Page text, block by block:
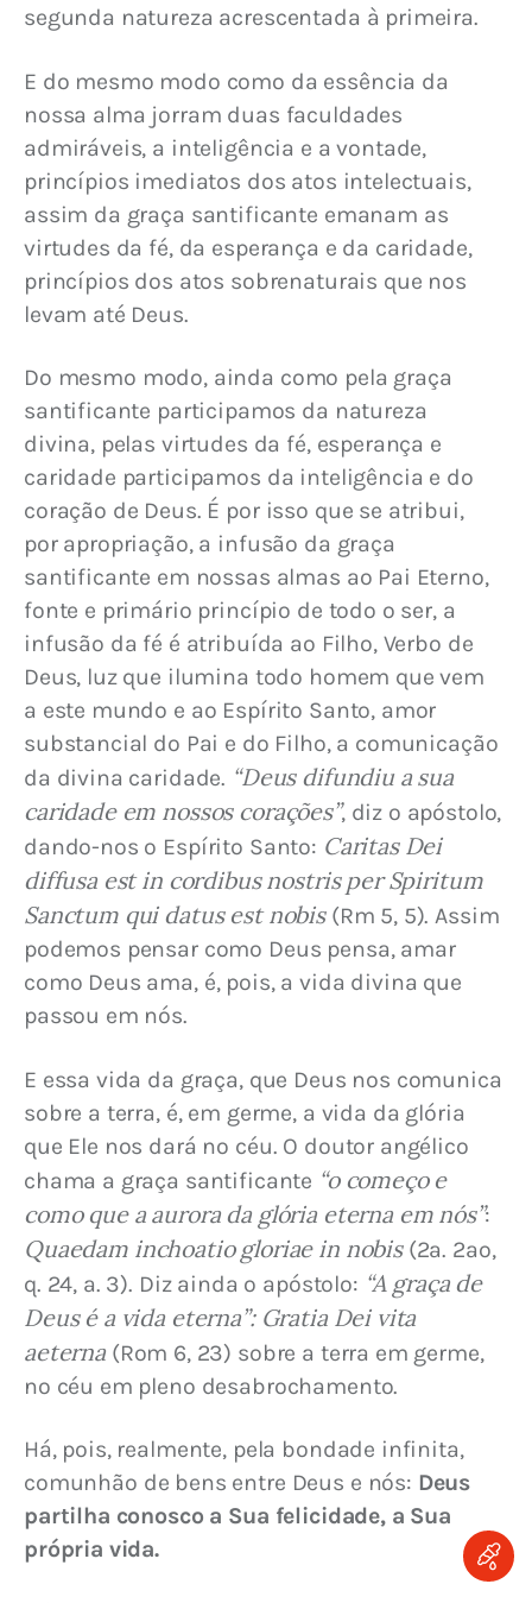
segunda natureza acrescentada à primeira.
E do mesmo modo como da essência da
nossa alma jorram duas faculdades
admiráveis, a inteligência e a vontade,
princípios imediatos dos atos intelectuais,
assim da graça santificante emanam as
virtudes da fé, da esperança e da caridade,
princípios dos atos sobrenaturais que nos
levam até Deus.
Do mesmo modo, ainda como pela graça
santificante participamos da natureza
divina, pelas virtudes da fé, esperança e
caridade participamos da inteligência e do
coração de Deus. É por isso que se atribui,
por apropriação, a infusão da graça
santificante em nossas almas ao Pai Eterno,
fonte e primário princípio de todo o ser, a
infusão da fé é atribuída ao Filho, Verbo de
Deus, luz que ilumina todo homem que vem
a este mundo e ao Espírito Santo, amor
substancial do Pai e do Filho, a comunicação
da divina caridade. “Deus difundiu a sua
caridade em nossos corações”, diz o apóstolo,
dando-nos o Espírito Santo: Caritas Dei
diffusa est in cordibus nostris per Spiritum
Sanctum qui datus est nobis (Rm 5, 5). Assim
podemos pensar como Deus pensa, amar
como Deus ama, é, pois, a vida divina que
passou em nós.
E essa vida da graça, que Deus nos comunica
sobre a terra, é, em germe, a vida da glória
que Ele nos dará no céu. O doutor angélico
chama a graça santificante “o começo e
como que a aurora da glória eterna em nós”:
Quaedam inchoatio gloriae in nobis (2ª. 2ªº,
q. 24, a. 3). Diz ainda o apóstolo: “A graça de
Deus é a vida eterna”: Gratia Dei vita
aeterna (Rom 6, 23) sobre a terra em germe,
no céu em pleno desabrochamento.
Há, pois, realmente, pela bondade infinita,
comunhão de bens entre Deus e nós: Deus
partilha conosco a Sua felicidade, a Sua
própria vida.